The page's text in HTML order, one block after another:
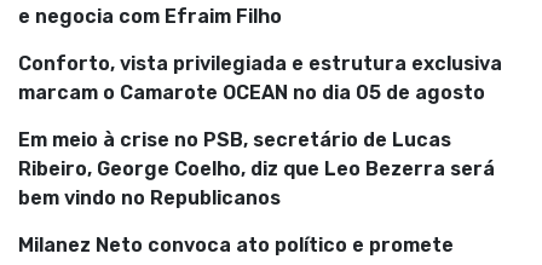
e negocia com Efraim Filho
Conforto, vista privilegiada e estrutura exclusiva
marcam o Camarote OCEAN no dia 05 de agosto
Em meio à crise no PSB, secretário de Lucas
Ribeiro, George Coelho, diz que Leo Bezerra será
bem vindo no Republicanos
Milanez Neto convoca ato político e promete